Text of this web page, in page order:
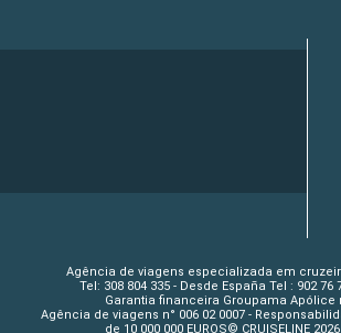
Agência de viagens especializada em
Tel: 308 804 335 - Desde España Tel : 902
Garantia financeira Groupama Apólice
Agência de viagens n° 006 02 0007 -
de 10 000 000 EUROS© CRUISELINE